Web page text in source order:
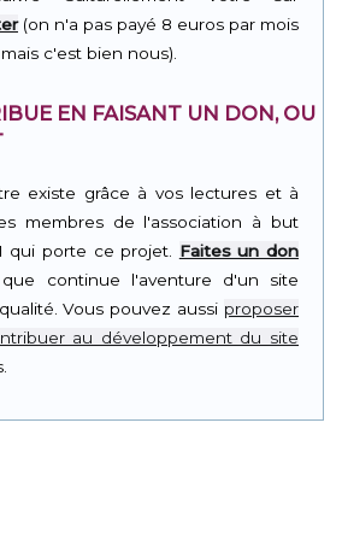
(on n'a pas payé 8 euros par mois
c'est bien nous).
EN FAISANT UN DON, OU
existe grâce à vos lectures et à
membres de l'association à but
qui porte ce projet. Faites un don
continue l'aventure d'un site
Vous pouvez aussi proposer
au développement du site